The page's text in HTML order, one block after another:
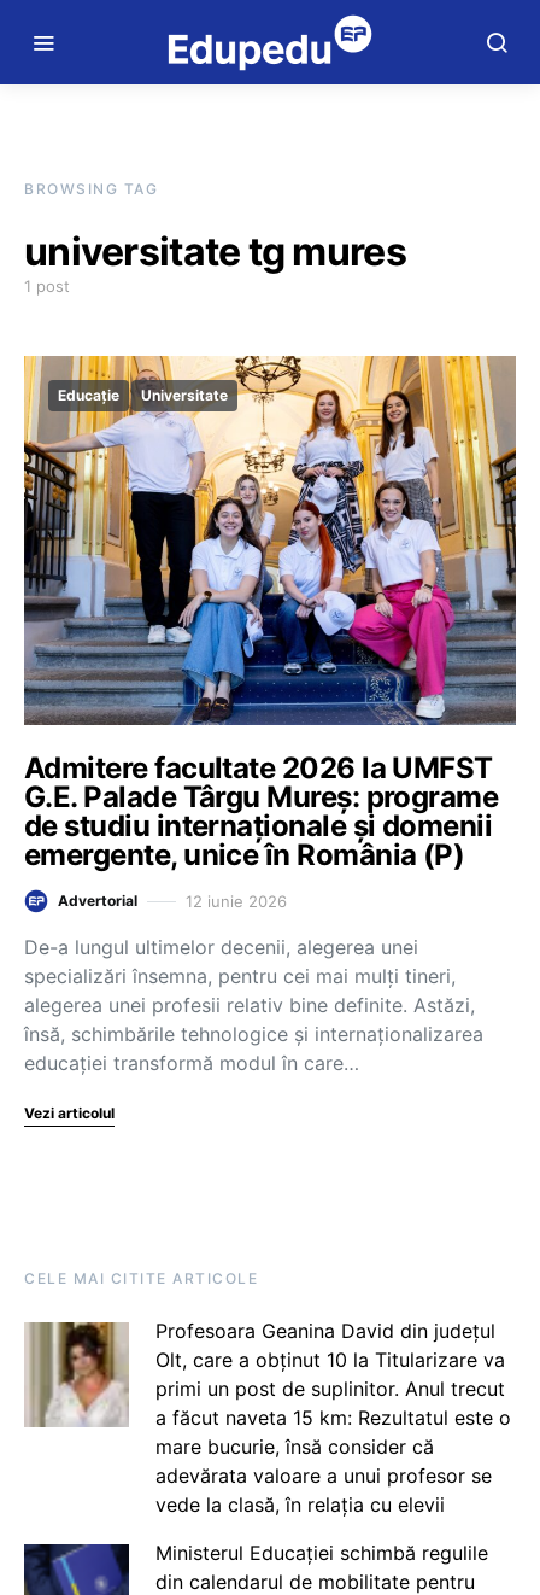
BROWSING TAG
universitate tg mures
1 post
Educație Universitate
Admitere facultate 2026 la UMFST
G.E. Palade Târgu Mureș: programe
de studiu internaționale și domenii
emergente, unice în România (P)
Advertorial 12 iunie 2026
De-a lungul ultimelor decenii, alegerea unei
specializări însemna, pentru cei mai mulți tineri,
alegerea unei profesii relativ bine definite. Astăzi,
însă, schimbările tehnologice și internaționalizarea
educației transformă modul în care…
Vezi articolul
CELE MAI CITITE ARTICOLE
Profesoara Geanina David din județul
Olt, care a obținut 10 la Titularizare va
primi un post de suplinitor. Anul trecut
a făcut naveta 15 km: Rezultatul este o
mare bucurie, însă consider că
adevărata valoare a unui profesor se
vede la clasă, în relația cu elevii
Ministerul Educației schimbă regulile
din calendarul de mobilitate pentru